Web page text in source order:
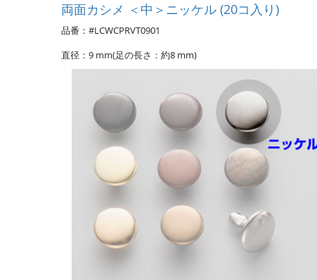
両面カシメ ＜中＞ニッケル (20コ入り)
品番：#LCWCPRVT0901
直径：9 mm(足の長さ：約8 mm)